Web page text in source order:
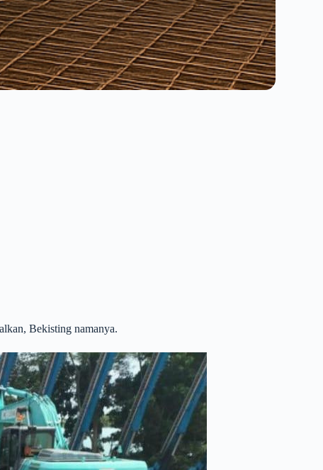
Bekisting namanya.